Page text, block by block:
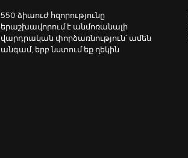
550 ձիաուժ հզորությունը
երաշխավորում է անմոռանալի
վարդրական փորձառնություն՝ ամեն
անգամ, երբ նստում եք ղեկին